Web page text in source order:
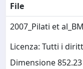
File
2007_Pilati et
Licenza: Tutti i
Dimensione